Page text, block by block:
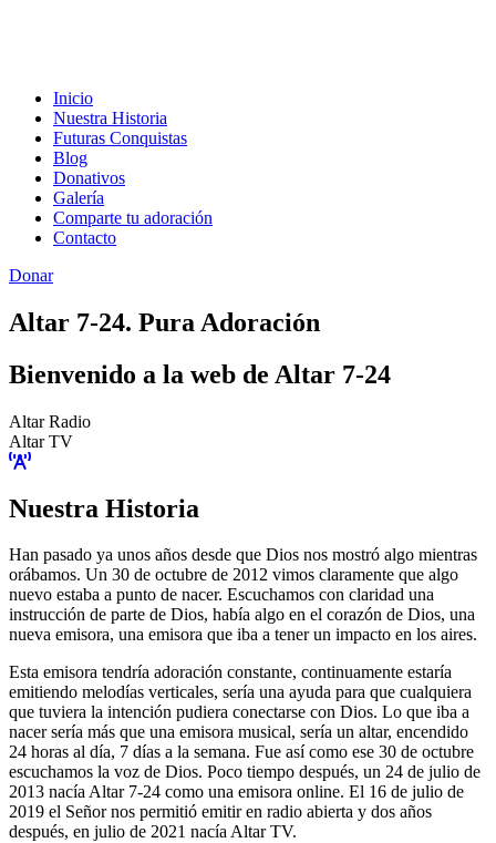
Inicio
Nuestra Historia
Futuras Conquistas
Blog
Donativos
Galería
Comparte tu adoración
Contacto
Donar
Altar 7-24. Pura Adoración
Bienvenido a la web de Altar 7-24
Altar Radio
Altar TV
Nuestra Historia
Han pasado ya unos años desde que Dios nos mostró algo mientras
orábamos. Un 30 de octubre de 2012 vimos claramente que algo
nuevo estaba a punto de nacer. Escuchamos con claridad una
instrucción de parte de Dios, había algo en el corazón de Dios, una
nueva emisora, una emisora que iba a tener un impacto en los aires.
Esta emisora tendría adoración constante, continuamente estaría
emitiendo melodías verticales, sería una ayuda para que cualquiera
que tuviera la intención pudiera conectarse con Dios. Lo que iba a
nacer sería más que una emisora musical, sería un altar, encendido
24 horas al día, 7 días a la semana. Fue así como ese 30 de octubre
escuchamos la voz de Dios. Poco tiempo después, un 24 de julio de
2013 nacía Altar 7-24 como una emisora online. El 16 de julio de
2019 el Señor nos permitió emitir en radio abierta y dos años
después, en julio de 2021 nacía Altar TV.